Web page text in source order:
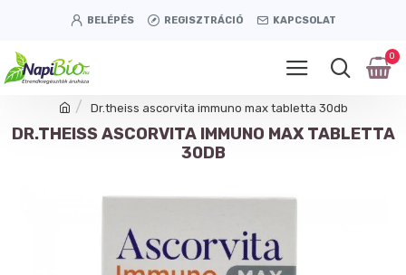
BELÉPÉS REGISZTRÁCIÓ KAPCSOLAT
0
Dr.theiss ascorvita immuno max tabletta 30db
DR.THEISS ASCORVITA IMMUNO MAX TABLETTA
30DB